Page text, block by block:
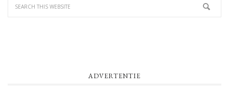
ADVERTENTIE